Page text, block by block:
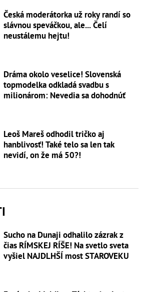
Česká moderátorka už roky randí so
slávnou speváčkou, ale... Čelí
neustálemu hejtu!
Dráma okolo veselice! Slovenská
topmodelka odkladá svadbu s
milionárom: Nevedia sa dohodnúť
Leoš Mareš odhodil tričko aj
hanblivosť! Také telo sa len tak
nevidí, on že má 50?!
Sucho na Dunaji odhalilo zázrak z
čias RÍMSKEJ RÍŠE! Na svetlo sveta
vyšiel NAJDLHŠÍ most STAROVEKU